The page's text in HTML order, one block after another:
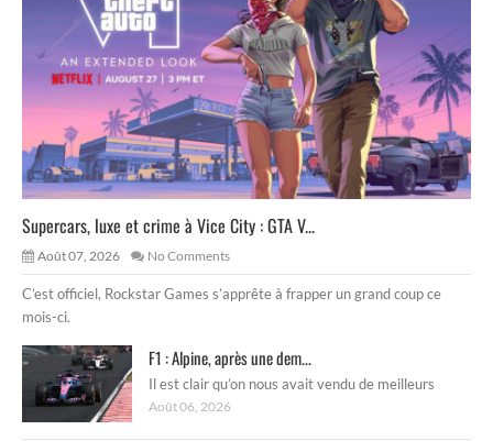
Supercars, luxe et crime à Vice City : GTA V...
Août 07, 2026 No Comments
C’est officiel, Rockstar Games s’apprête à frapper un grand coup ce
mois-ci.
F1 : Alpine, après une dem...
Il est clair qu’on nous avait vendu de meilleurs
Août 06, 2026